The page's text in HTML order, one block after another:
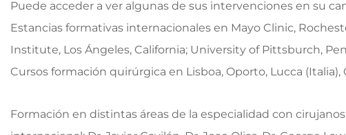
Puede acceder a ver algunas de sus intervenciones en su
Estancias formativas internacionales en Mayo Clinic,
Institute, Los Ángeles, California; University of Pittsburch,
Cursos formación quirúrgica en Lisboa, Oporto, Lucca (Italia),
Formación en distintas áreas de la especialidad con